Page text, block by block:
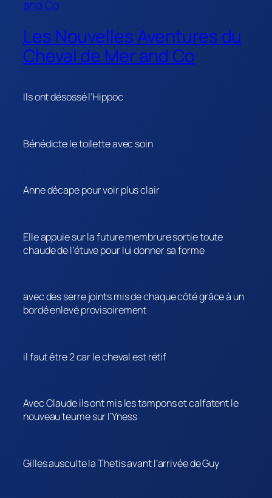
Les Nouvelles Aventures du
Cheval de Mer and Co
Ils ont désossé l’Hippoc
Bénédicte le toilette avec soin
Anne décape pour voir plus clair
Elle appuie sur la future membrure sortie toute
chaude de l’étuve pour lui donner sa forme
avec des serre joints mis de chaque côté grâce à un
bordé enlevé provisoirement
il faut être 2 car le cheval est rétif
Avec Claude ils ont mis les tampons et calfatent le
nouveau teume sur l’Yness
Gilles ausculte la Thetis avant l’arrivée de Guy